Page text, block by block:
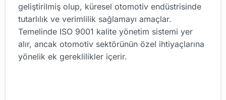
geliştirilmiş olup, küresel otomotiv endüstrisinde
tutarlılık ve verimlilik sağlamayı amaçlar.
Temelinde ISO 9001 kalite yönetim sistemi yer
alır, ancak otomotiv sektörünün özel ihtiyaçlarına
yönelik ek gereklilikler içerir.